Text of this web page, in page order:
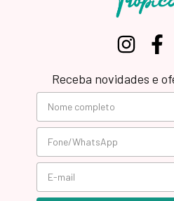
Receba novidades e